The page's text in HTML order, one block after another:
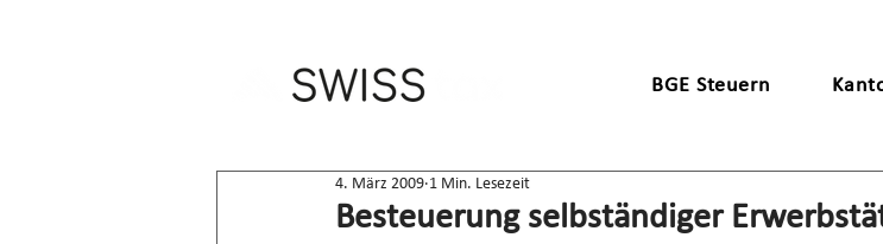
BGE Steuern
Besteuerung selbständiger
4. März 2009 1 Min. Lesezeit